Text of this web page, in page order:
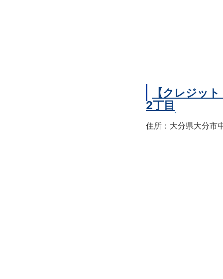
【クレジッ
2丁目
住所：大分県大分市